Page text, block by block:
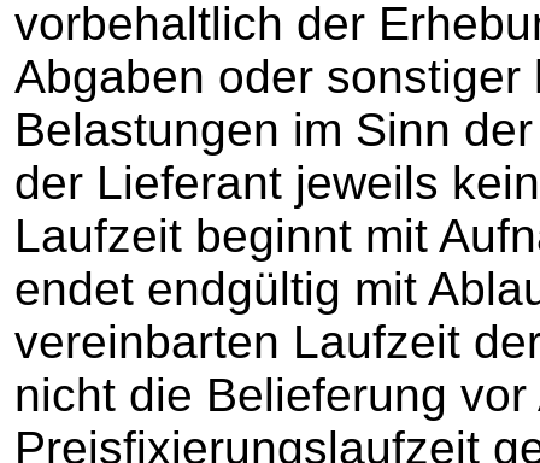
vorbehaltlich der
Abgaben oder
Belastungen im Sinn
der Lieferant jeweils
Laufzeit beginnt mit
endet endgültig mit
vereinbarten Laufzeit
nicht die Belieferung
Preisfixierungslaufzeit